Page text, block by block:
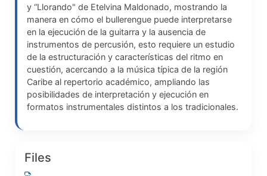
y “Llorando" de Etelvina Maldonado, mostrando la
manera en cómo el bullerengue puede interpretarse
en la ejecución de la guitarra y la ausencia de
instrumentos de percusión, esto requiere un estudio
de la estructuración y características del ritmo en
cuestión, acercando a la música típica de la región
Caribe al repertorio académico, ampliando las
posibilidades de interpretación y ejecución en
formatos instrumentales distintos a los tradicionales.
Files